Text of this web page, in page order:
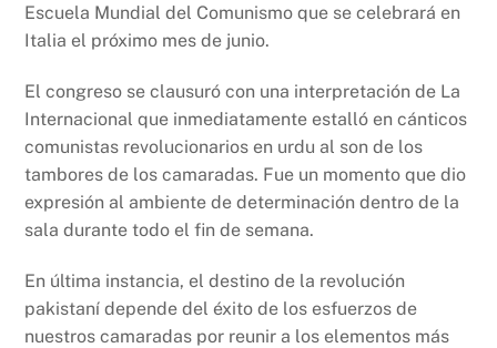
Escuela Mundial del Comunismo que se celebrará en
Italia el próximo mes de junio.
El congreso se clausuró con una interpretación de La
Internacional que inmediatamente estalló en cánticos
comunistas revolucionarios en urdu al son de los
tambores de los camaradas. Fue un momento que dio
expresión al ambiente de determinación dentro de la
sala durante todo el fin de semana.
En última instancia, el destino de la revolución
pakistaní depende del éxito de los esfuerzos de
nuestros camaradas por reunir a los elementos más